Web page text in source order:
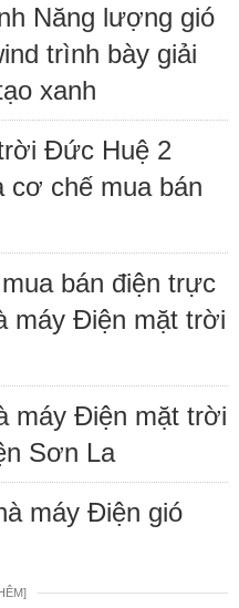
Năng lượng gió
trình bày giải
xanh
Đức Huệ 2
cơ chế mua bán
bán điện trực
máy Điện mặt trời
máy Điện mặt trời
Sơn La
máy Điện gió